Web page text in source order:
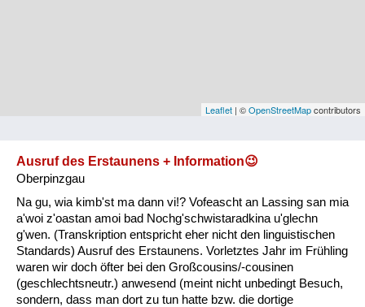
Vorarlberg
Natur und Landwirtschaft
Fluchen und Reden
Mensch, Tier und Alltag
Leaflet | ©OpenStreetMapcontributors
Ausruf des Erstaunens + Information😉
Oberpinzgau
Na gu, wia kimb'st ma dann vi!? Vofeascht an Lassing san mia
a'woi z'oastan amoi bad Nochg'schwistaradkina u'glechn
g'wen. (Transkription entspricht eher nicht den linguistischen
Standards) Ausruf des Erstaunens. Vorletztes Jahr im Frühling
waren wir doch öfter bei den Großcousins/-cousinen
(geschlechtsneutr.) anwesend (meint nicht unbedingt Besuch,
sondern, dass man dort zu tun hatte bzw. die dortige